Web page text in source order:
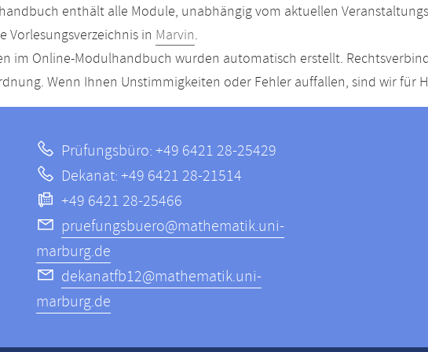
enthält alle Module, unabhängig vom aktuellen
Vorlesungsverzeichnis in Marvin.
im Online-Modulhandbuch wurden automatisch erstellt.
Wenn Ihnen Unstimmigkeiten oder Fehler auffallen, sind wir für
Prüfungsbüro: +49 6421 28-25429
Dekanat: +49 6421 28-21514
+49 6421 28-25466
pruefungsbuero@mathematik.uni-
marburg.de
dekanatfb12@mathematik.uni-
marburg.de